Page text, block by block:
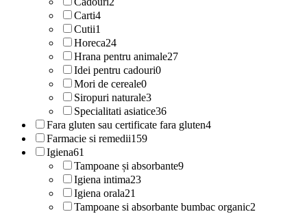
Carti4
Cutii1
Horeca24
Hrana pentru animale27
Idei pentru cadouri0
Mori de cereale0
Siropuri naturale3
Specialitati asiatice36
Fara gluten sau certificate fara gluten4
Farmacie si remedii159
Igiena61
Tampoane și absorbante9
Igiena intima23
Igiena orala21
Tampoane si absorbante bumbac organic2